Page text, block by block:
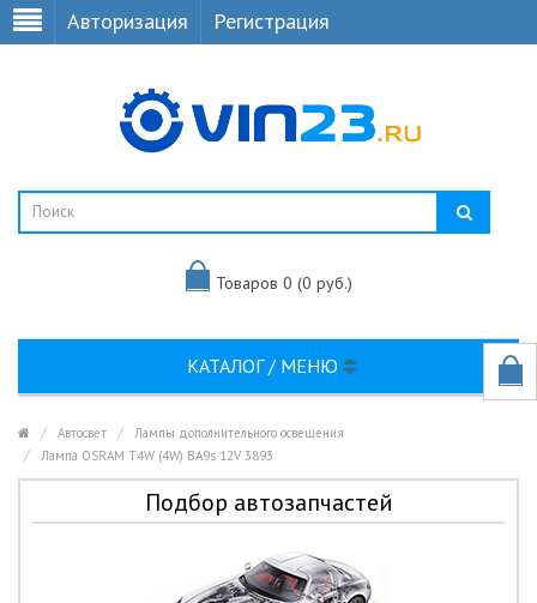
Авторизация Регистрация
Товаров 0 (0 руб.)
КАТАЛОГ / МЕНЮ
Автосвет
Лампы дополнительного освещения
Лампа OSRAM T4W (4W) BA9s 12V 3893
Подбор автозапчастей